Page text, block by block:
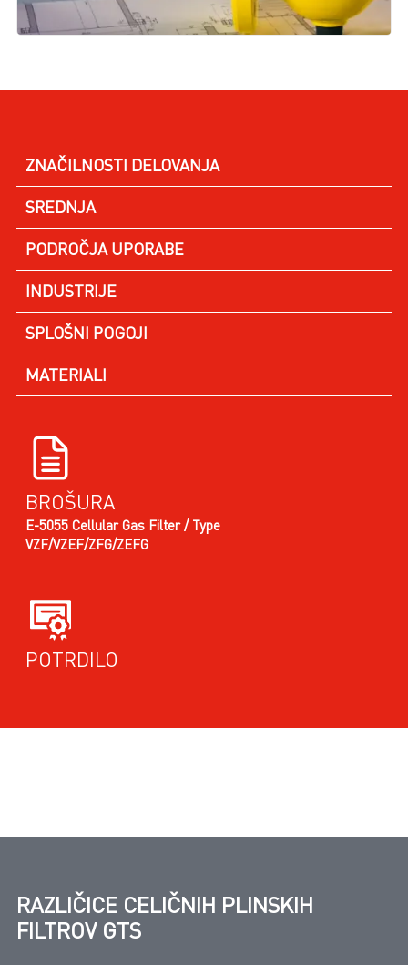
ZNAČILNOSTI DELOVANJA
SREDNJA
PODROČJA UPORABE
INDUSTRIJE
SPLOŠNI POGOJI
MATERIALI
BROŠURA
E-5055 Cellular Gas Filter / Type
VZF/VZEF/ZFG/ZEFG
POTRDILO
RAZLIČICE CELIČNIH PLINSKIH
FILTROV GTS